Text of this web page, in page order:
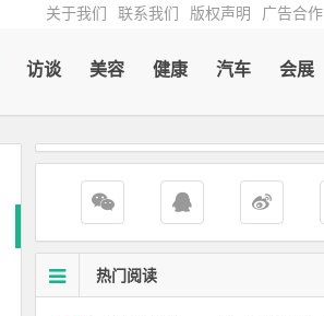
关于我们 联系我们 版权声明 广告合作
访谈 美容 健康 汽车 会展
热门阅读